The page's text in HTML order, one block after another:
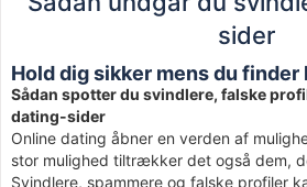
sider
Hold dig sikker mens du
Sådan spotter du svindlere, falske
dating-sider
Online dating åbner en verden af
stor mulighed tiltrækker det også dem,
Svindlere, spammere og falske profiler